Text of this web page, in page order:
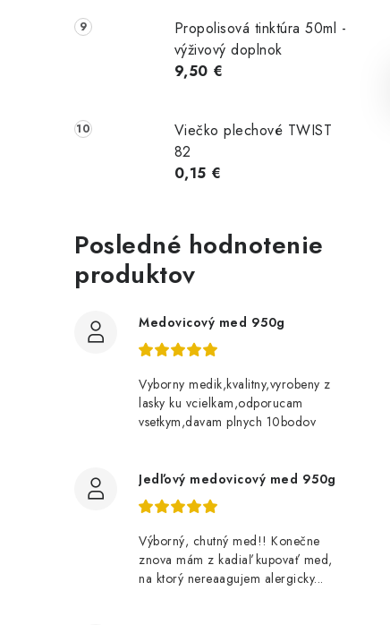
Propolisová tinktúra 50ml -
výživový doplnok
9,50 €
Viečko plechové TWIST
82
0,15 €
Posledné hodnotenie
produktov
Medovicový med 950g
Vyborny medik,kvalitny,vyrobeny z
lasky ku vcielkam,odporucam
vsetkym,davam plnych 10bodov
Jedľový medovicový med 950g
Výborný, chutný med!! Konečne
znova mám z kadiaľ kupovať med,
na ktorý nereaagujem alergicky...